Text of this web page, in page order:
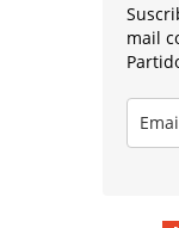
mail